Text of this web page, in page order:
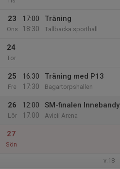
23
Ons
17:00
18:30
Träning
Tallbacka sporthall
24
Tor
25
Fre
16:30
17:30
Träning med P13
Bagartorpshallen
26
Lör
12:00
17:00
SM-finalen Innebandy
Avicii Arena
27
Sön
v.18